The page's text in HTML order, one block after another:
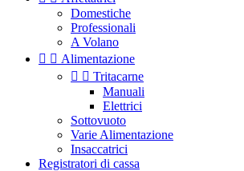
Domestiche
Professionali
A Volano
  Alimentazione
  Tritacarne
Manuali
Elettrici
Sottovuoto
Varie Alimentazione
Insaccatrici
Registratori di cassa